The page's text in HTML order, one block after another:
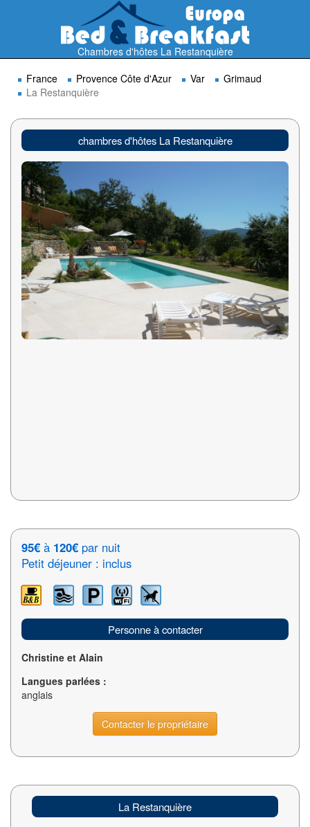
Chambres d'hôtes La Restanquière
France
Provence Côte d'Azur Var
Grimaud
La Restanquière
chambres d'hôtes La Restanquière
95€ à 120€ par nuit
Petit déjeuner : inclus
Personne à contacter
Christine et Alain
Langues parlées :
anglais
Contacter le propriétaire
La Restanquière